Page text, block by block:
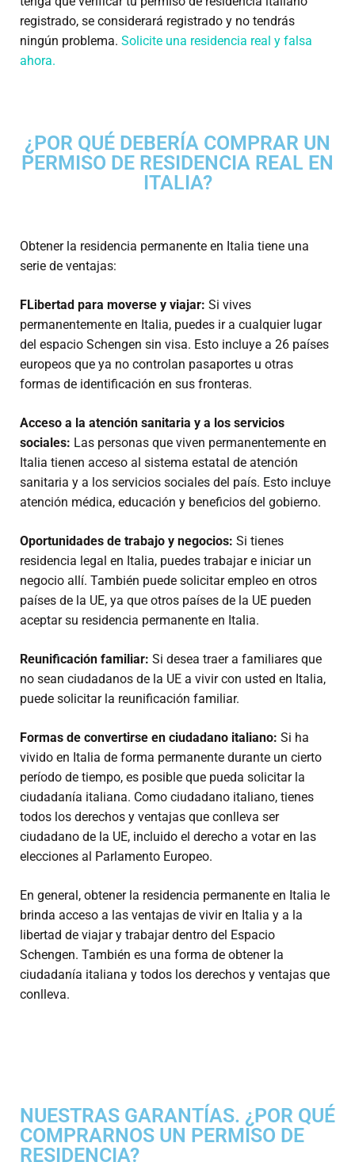
registrado, se considerará registrado y no tendrás
ningún problema. Solicite una residencia real y falsa
ahora.
¿POR QUÉ DEBERÍA COMPRAR UN
PERMISO DE RESIDENCIA REAL EN
ITALIA?
Obtener la residencia permanente en Italia tiene una
serie de ventajas:
FLibertad para moverse y viajar: Si vives
permanentemente en Italia, puedes ir a cualquier lugar
del espacio Schengen sin visa. Esto incluye a 26 países
europeos que ya no controlan pasaportes u otras
formas de identificación en sus fronteras.
Acceso a la atención sanitaria y a los servicios
sociales: Las personas que viven permanentemente en
Italia tienen acceso al sistema estatal de atención
sanitaria y a los servicios sociales del país. Esto incluye
atención médica, educación y beneficios del gobierno.
Oportunidades de trabajo y negocios: Si tienes
residencia legal en Italia, puedes trabajar e iniciar un
negocio allí. También puede solicitar empleo en otros
países de la UE, ya que otros países de la UE pueden
aceptar su residencia permanente en Italia.
Reunificación familiar: Si desea traer a familiares que
no sean ciudadanos de la UE a vivir con usted en Italia,
puede solicitar la reunificación familiar.
Formas de convertirse en ciudadano italiano: Si ha
vivido en Italia de forma permanente durante un cierto
período de tiempo, es posible que pueda solicitar la
ciudadanía italiana. Como ciudadano italiano, tienes
todos los derechos y ventajas que conlleva ser
ciudadano de la UE, incluido el derecho a votar en las
elecciones al Parlamento Europeo.
En general, obtener la residencia permanente en Italia le
brinda acceso a las ventajas de vivir en Italia y a la
libertad de viajar y trabajar dentro del Espacio
Schengen. También es una forma de obtener la
ciudadanía italiana y todos los derechos y ventajas que
conlleva.
NUESTRAS GARANTÍAS. ¿POR QUÉ
COMPRARNOS UN PERMISO DE
RESIDENCIA?